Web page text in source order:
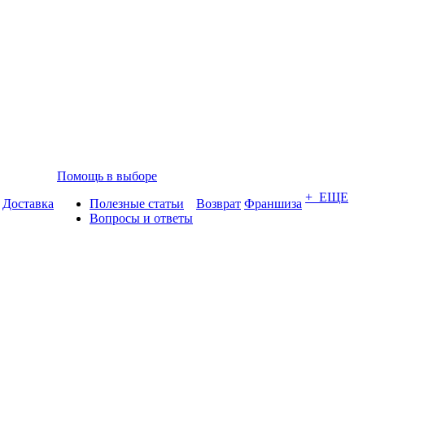
Доставка
Помощь в выборе
Полезные статьи
Вопросы и ответы
Возврат Франшиза + ЕЩЕ